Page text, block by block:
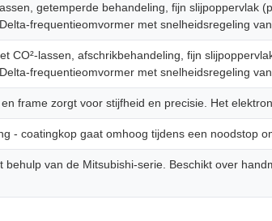
getemperde behandeling, fijn
frequentieomvormer met snelheidsregeling
CO²-lassen, afschrikbehandeling, fijn
frequentieomvormer met snelheidsregeling
frame zorgt voor stijfheid en precisie. Het
- coatingkop gaat omhoog tijdens een noodstop
van de Mitsubishi-serie. Beschikt over